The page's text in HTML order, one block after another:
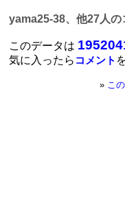
yama25-38、他27人の
このデータは
気に入ったら コメント
» こ